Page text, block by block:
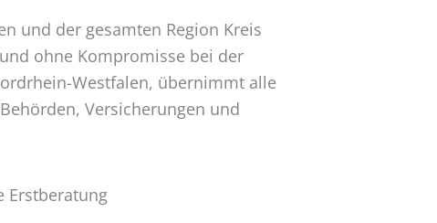
und der gesamten Region Kreis
ohne Kompromisse bei der
Westfalen, übernimmt alle
Versicherungen und
Erstberatung